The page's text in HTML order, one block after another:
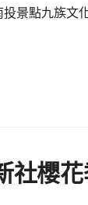
景點九族文
社櫻